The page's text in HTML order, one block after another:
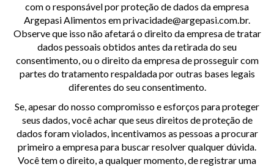
com o responsável por proteção de dados da empresa
Argepasi Alimentos em privacidade@argepasi.com.br.
Observe que isso não afetará o direito da empresa de tratar
dados pessoais obtidos antes da retirada do seu
consentimento, ou o direito da empresa de prosseguir com
partes do tratamento respaldada por outras bases legais
diferentes do seu consentimento.
Se, apesar do nosso compromisso e esforços para proteger
seus dados, você achar que seus direitos de proteção de
dados foram violados, incentivamos as pessoas a procurar
primeiro a empresa para buscar resolver qualquer dúvida.
Você tem o direito, a qualquer momento, de registrar uma